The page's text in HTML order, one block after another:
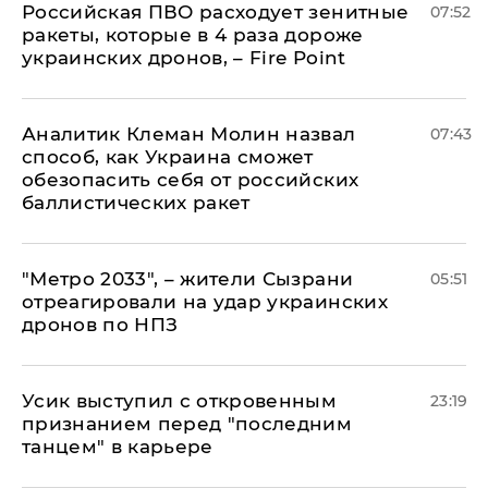
Российская ПВО расходует зенитные
ракеты, которые в 4 раза дороже
украинских дронов, – Fire Point
07:52
Аналитик Клеман Молин назвал
способ, как Украина сможет
обезопасить себя от российских
баллистических ракет
07:43
"Метро 2033", – жители Сызрани
отреагировали на удар украинских
дронов по НПЗ
05:51
Усик выступил с откровенным
признанием перед "последним
танцем" в карьере
23:19